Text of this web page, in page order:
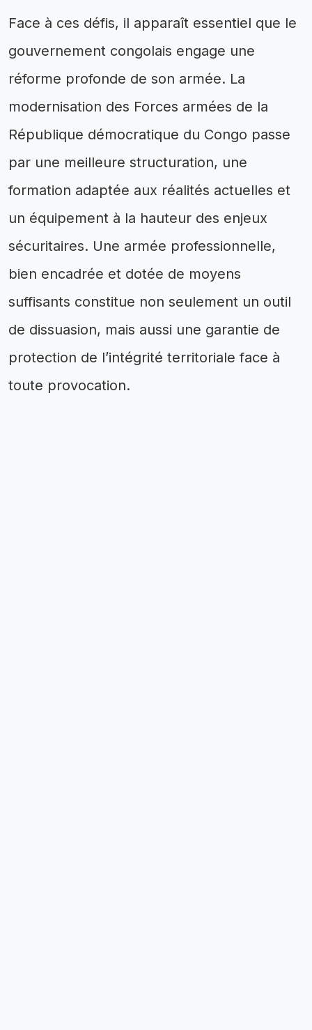
Face à ces défis, il apparaît essentiel que le
gouvernement congolais engage une
réforme profonde de son armée. La
modernisation des Forces armées de la
République démocratique du Congo passe
par une meilleure structuration, une
formation adaptée aux réalités actuelles et
un équipement à la hauteur des enjeux
sécuritaires. Une armée professionnelle,
bien encadrée et dotée de moyens
suffisants constitue non seulement un outil
de dissuasion, mais aussi une garantie de
protection de l’intégrité territoriale face à
toute provocation.